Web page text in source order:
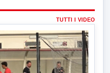
TUTTI I VIDEO